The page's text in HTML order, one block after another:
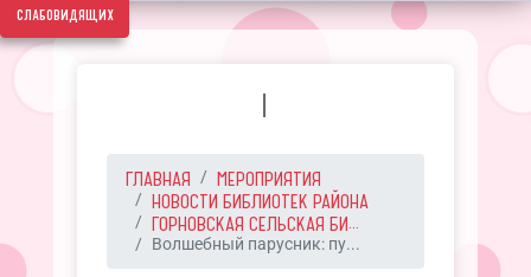
слабовидящих
I
ГЛАВНАЯ
МЕРОПРИЯТИЯ
НОВОСТИ БИБЛИОТЕК РАЙОНА
ГОРНОВСКАЯ СЕЛЬСКАЯ БИ...
Волшебный парусник: пу...